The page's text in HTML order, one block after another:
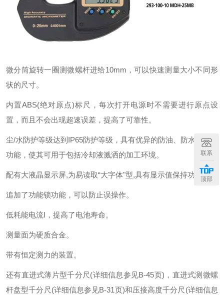
微分筒旋转一圈测微螺杆进给10mm，可以快速测量大小不同形
状的尺寸。
内置ABS(绝对原点)标尺，每次打开电源时不需要进行原点设
置，而且不会出现超速误差，提高了可靠性。
尘/水防护等级达到IP65防护等级，具有优异的防油、防水、防尘
功能，使其可用于包括冷却液溅洒的加工环境。
配有大液晶显示屏,为易读取“大字体"型,具有显示值保持功能。
追加了功能锁功能，可以防止误操作。
低耗能电流I，提高了电池寿命。
测量面为硬质合金。
带有恒定测力的装置。
还有直进式薄片型千分尺(详细信息参见B-45页)，直进式测微螺
杆盘型千分尺(详细信息参见B-31页)和压接高度千分尺(详细信息
联系
顶部